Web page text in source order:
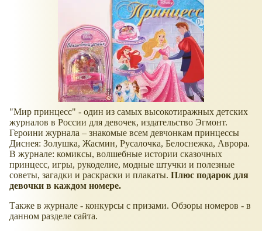
"Мир принцесс" - один из самых высокотиражных детских
журналов в России для девочек, издательство Эгмонт.
Героини журнала – знакомые всем девчонкам принцессы
Диснея: Золушка, Жасмин, Русалочка, Белоснежка, Аврора.
В журнале: комиксы, волшебные истории сказочных
принцесс, игры, рукоделие, модные штучки и полезные
советы, загадки и раскраски и плакаты. Плюс подарок для
девочки в каждом номере.
Также в журнале - конкурсы с призами. Обзоры номеров - в
данном разделе сайта.